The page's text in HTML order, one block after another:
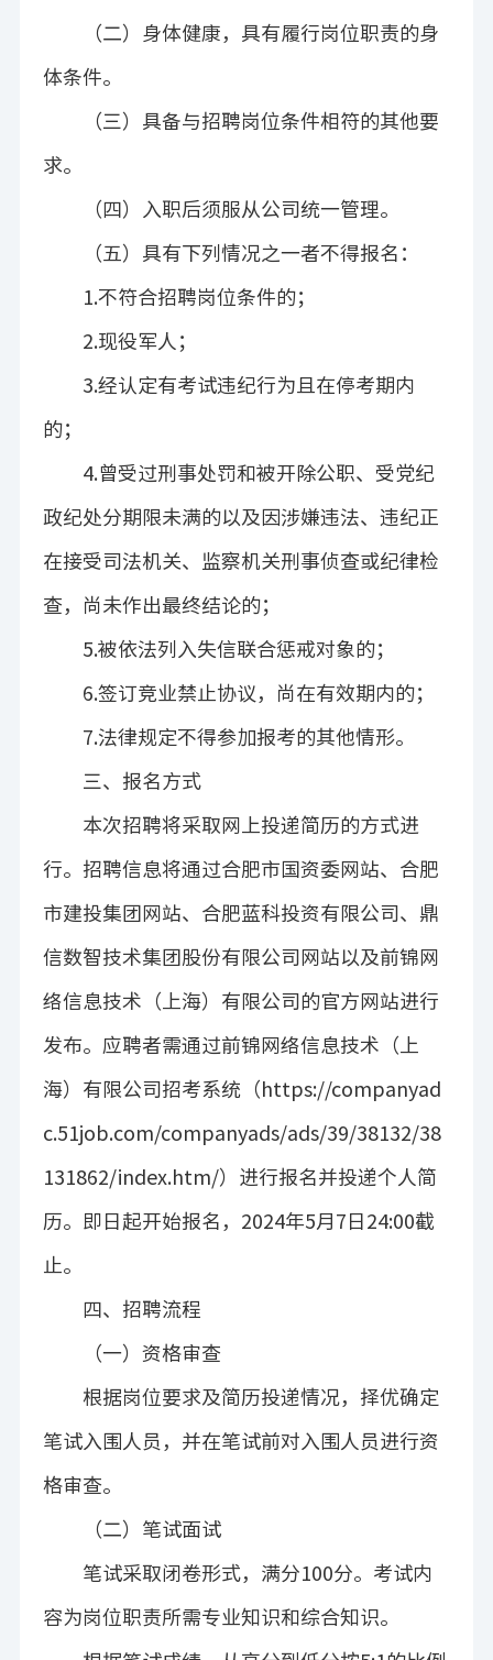
（二）身体健康，具有履行岗位职责的身
体条件。
（三）具备与招聘岗位条件相符的其他要
求。
（四）入职后须服从公司统一管理。
（五）具有下列情况之一者不得报名：
1.不符合招聘岗位条件的；
2.现役军人；
3.经认定有考试违纪行为且在停考期内
的；
4.曾受过刑事处罚和被开除公职、受党纪
政纪处分期限未满的以及因涉嫌违法、违纪正
在接受司法机关、监察机关刑事侦查或纪律检
查，尚未作出最终结论的；
5.被依法列入失信联合惩戒对象的；
6.签订竞业禁止协议，尚在有效期内的；
7.法律规定不得参加报考的其他情形。
三、报名方式
本次招聘将采取网上投递简历的方式进
行。招聘信息将通过合肥市国资委网站、合肥
市建投集团网站、合肥蓝科投资有限公司、 鼎
信数智技术集团股份有限公司 网站以及前锦网
络信息技术（上海）有限公司 的官方网站进行
发布。应聘者需通过前锦网络信息技术（上
海）有限公司 招考系统（ https://companyad
c.51job.com/companyads/ads/39/38132/38
131862/index.htm/）进行报名并投递个人简
历。 即日起开始报名 ， 2024年5月 7 日 24:00截
止。
四、招聘流程
（一）资格审查
根据岗位要求及简历投递情况，择优确定
笔试入围人员，并在笔试前对入围人员进行资
格审查。
（二）笔试面试
笔试采取闭卷形式，满分100分。考试内
容为岗位职责所需专业知识和综合知识。